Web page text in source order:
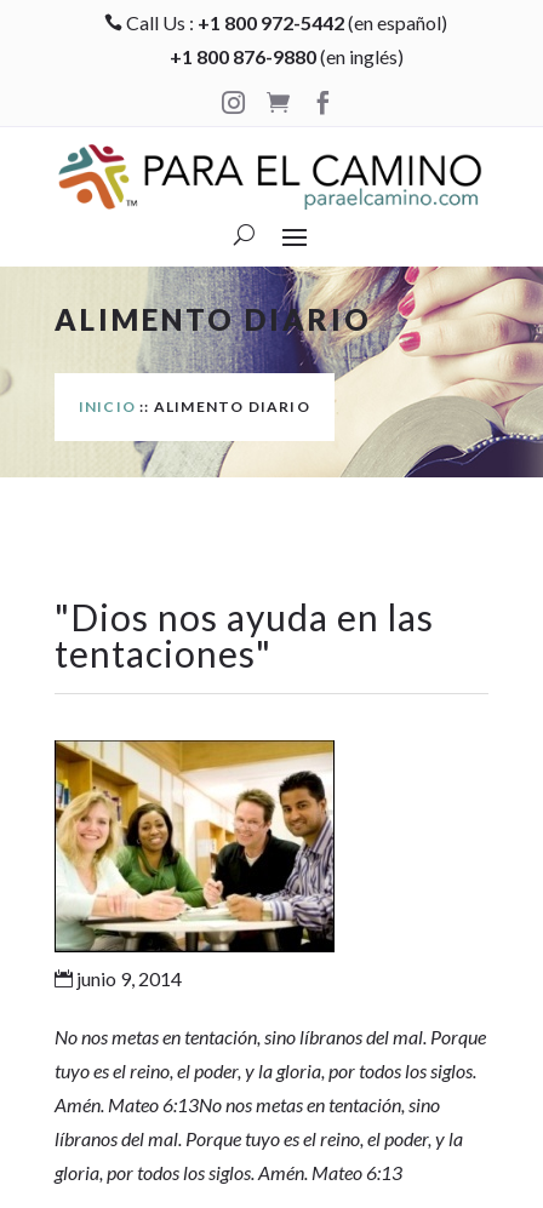
 Call Us : +1 800 972-5442(en español)
+1 800 876-9880(en inglés)

 
ALIMENTO DIARIO
INICIO :: ALIMENTO DIARIO
"Dios nos ayuda en las
tentaciones"
junio 9, 2014
No nos metas en tentación, sino líbranos del mal. Porque
tuyo es el reino, el poder, y la gloria, por todos los siglos.
Amén. Mateo 6:13No nos metas en tentación, sino
líbranos del mal. Porque tuyo es el reino, el poder, y la
gloria, por todos los siglos. Amén. Mateo 6:13